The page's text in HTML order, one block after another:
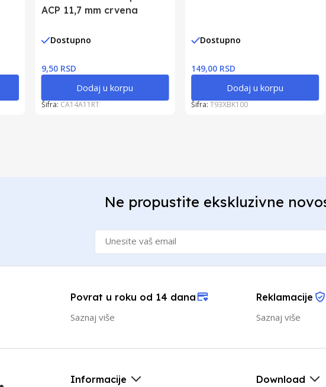
ACP 11,7 mm crvena
Dostupno
9,50 RSD
Dodaj u korpu
Šifra: CA14A11RT
Dostupno
149,00 RSD
Dodaj u korpu
Šifra:T93XBK100
Ne propustite ekskluzivne
Povrat u roku od 14 dana
Saznaj više
Reklamacije
Saznaj više
Informacije Download